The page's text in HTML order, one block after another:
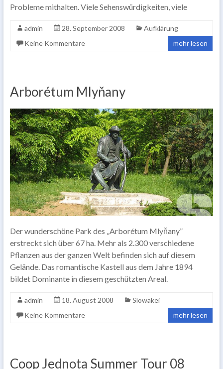
Probleme mithalten. Viele Sehenswürdigkeiten, viele
admin 28. September 2008
Aufklärung
Keine Kommentare
mehr lesen
Arborétum Mlyňany
Der wunderschöne Park des „Arborétum Mlyňany”
erstreckt sich über 67 ha. Mehr als 2.300 verschiedene
Pflanzen aus der ganzen Welt befinden sich auf diesem
Gelände. Das romantische Kastell aus dem Jahre 1894
bildet Dominante in diesem geschützten Areal.
admin 18. August 2008
Slowakei
Keine Kommentare
mehr lesen
Coop Jednota Summer Tour 08